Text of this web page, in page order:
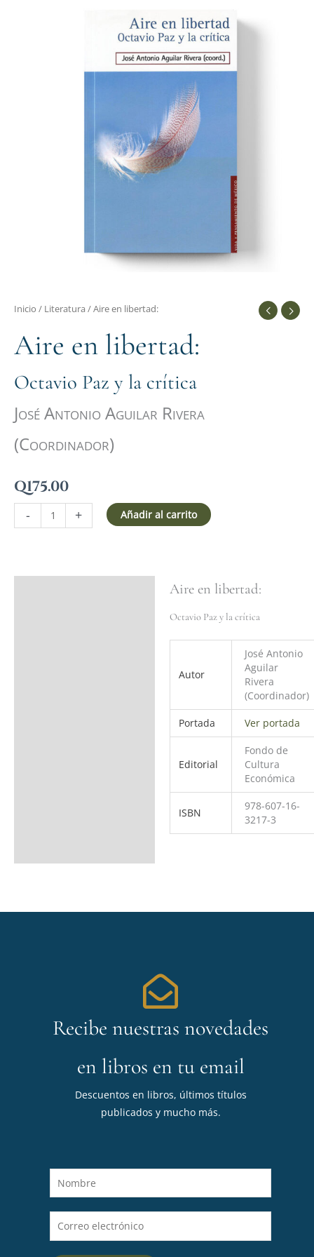
Inicio / Literatura / Aire en libertad:
Aire en libertad:
Octavio Paz y la crítica
José Antonio Aguilar Rivera
(Coordinador)
Q175.00
- + Añadir al carrito
Aire en libertad:
Octavio Paz y la crítica
Autor
José Antonio
Aguilar
Rivera
(Coordinador)
Portada Ver portada
Editorial
Fondo de
Cultura
Económica
ISBN
978-607-16-
3217-3
Recibe nuestras novedades
en libros en tu email
Descuentos en libros, últimos títulos
publicados y mucho más.
o
m
o